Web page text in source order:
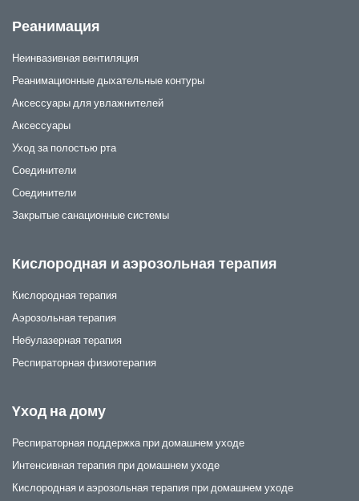
Реанимация
Неинвазивная вентиляция
Реанимационные дыхательные контуры
Аксессуары для увлажнителей
Аксессуары
Уход за полостью рта
Соединители
Соединители
Закрытые санационные системы
Кислородная и аэрозольная терапия
Кислородная терапия
Аэрозольная терапия
Небулазерная терапия
Респираторная физиотерапия
Yход на дому
Респираторная поддержка при домашнем уходе
Интенсивная терапия при домашнем уходе
Кислородная и аэрозольная терапия при домашнем уходе